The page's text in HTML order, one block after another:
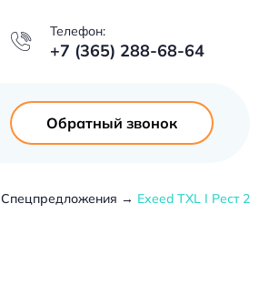
Телефон:
+7 (365) 288-68-64
Обратный звонок
Спецпредложения Exeed TXL I Рест 2